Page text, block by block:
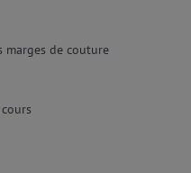
marges de couture